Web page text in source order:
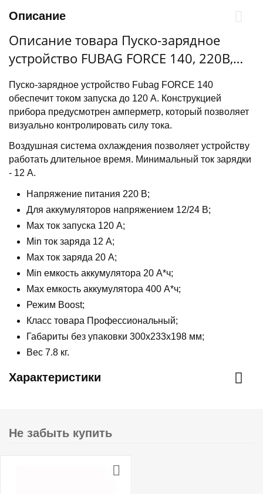
Описание
Описание товара Пуско-зарядное
устройство FUBAG FORCE 140, 220В,
20-400Ач
Пуско-зарядное устройство Fubag FORCE 140
обеспечит током запуска до 120 А. Конструкцией
прибора предусмотрен амперметр, который позволяет
визуально контролировать силу тока.
Воздушная система охлаждения позволяет устройству
работать длительное время. Минимальный ток зарядки
- 12 А.
Напряжение питания 220 В;
Для аккумуляторов напряжением 12/24 В;
Max ток запуска 120 А;
Min ток заряда 12 А;
Max ток заряда 20 А;
Min емкость аккумулятора 20 А*ч;
Max емкость аккумулятора 400 А*ч;
Режим Boost;
Класс товара Профессиональный;
Габариты без упаковки 300х233х198 мм;
Вес 7.8 кг.
Характеристики
Не забыть купить